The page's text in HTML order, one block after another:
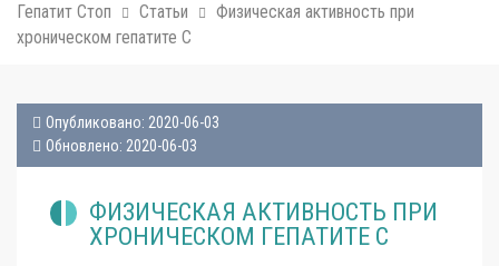
Гепатит Стоп Статьи
Физическая активность при
хроническом гепатите С
Опубликовано: 2020-06-03
Обновлено: 2020-06-03
ФИЗИЧЕСКАЯ АКТИВНОСТЬ ПРИ
ХРОНИЧЕСКОМ ГЕПАТИТЕ С